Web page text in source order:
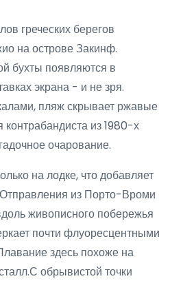
греческих берегов
на острове Закинф.
бухты появляются в
экрана - и не зря.
пляж скрывает ржавые
из 1980-х
очарование.
на лодке, что добавляет
из Порто-Вроми
живописного побережья
почти флуоресцентными
здесь похоже на
обрывистой точки